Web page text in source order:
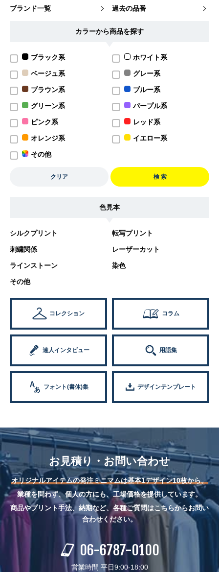
ブランド一覧 過去の品番
カラーから商品を探す
ブラック系 ホワイト系
ベージュ系 グレー系
ブラウン系 ブルー系
グリーン系 パープル系
ピンク系 レッド系
オレンジ系 イエロー系
その他
クリア 検 索
色見本
シルクプリント 転写プリント
刺繍関係 レーザーカット
ラインストーン 染色
その他
コレクション コラム
達人インタビュー 用語集
フォント(書体)集 デザインテンプレート
お見積り・お問い合わせ
オリジナルアイテムの発注ミニマムは基本1デザイン10枚から。
業種を問わず、個人の方にも、工場価格を提供しています。
商品やプリント手法、納期など、各種ご質問はこちらからお問い
合わせください。
06-6787-0100
営業時間 平日9:00-18:00